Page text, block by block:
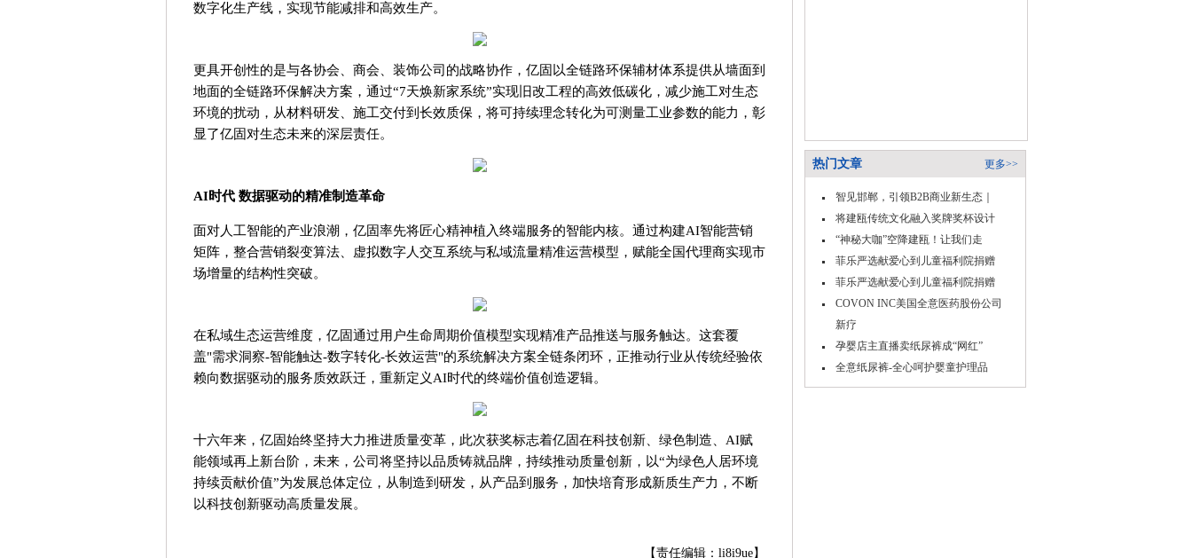
数字化生产线，实现节能减排和高效生产。
更具开创性的是与各协会、商会、装饰公司的战略协作，亿固以全链路环保辅材体系提供从墙面到
地面的全链路环保解决方案，通过“7天焕新家系统”实现旧改工程的高效低碳化，减少施工对生态
环境的扰动，从材料研发、施工交付到长效质保，将可持续理念转化为可测量工业参数的能力，彰
显了亿固对生态未来的深层责任。
AI时代 数据驱动的精准制造革命
面对人工智能的产业浪潮，亿固率先将匠心精神植入终端服务的智能内核。通过构建AI智能营销
矩阵，整合营销裂变算法、虚拟数字人交互系统与私域流量精准运营模型，赋能全国代理商实现市
场增量的结构性突破。
在私域生态运营维度，亿固通过用户生命周期价值模型实现精准产品推送与服务触达。这套覆
盖"需求洞察-智能触达-数字转化-长效运营"的系统解决方案全链条闭环，正推动行业从传统经验依
赖向数据驱动的服务质效跃迁，重新定义AI时代的终端价值创造逻辑。
十六年来，亿固始终坚持大力推进质量变革，此次获奖标志着亿固在科技创新、绿色制造、AI赋
能领域再上新台阶，未来，公司将坚持以品质铸就品牌，持续推动质量创新，以“为绿色人居环境
持续贡献价值”为发展总体定位，从制造到研发，从产品到服务，加快培育形成新质生产力，不断
以科技创新驱动高质量发展。
【责任编辑：li8i9ue】
热门文章 更多>>
智见邯郸，引领B2B商业新生态｜
将建瓯传统文化融入奖牌奖杯设计
“神秘大咖”空降建瓯！让我们走
菲乐严选献爱心到儿童福利院捐赠
菲乐严选献爱心到儿童福利院捐赠
COVON INC美国全意医药股份公司
新疗
孕婴店主直播卖纸尿裤成“网红”
全意纸尿裤-全心呵护婴童护理品